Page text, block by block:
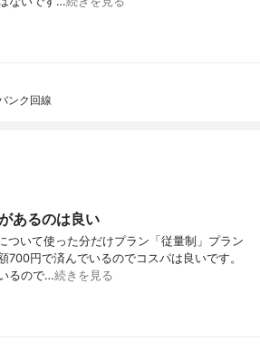
ンク回線
あるのは良い
ついて使った分だけプラン「従量制」プラン
700円で済んでいるのでコスパは良いです。
るので…続きを見る